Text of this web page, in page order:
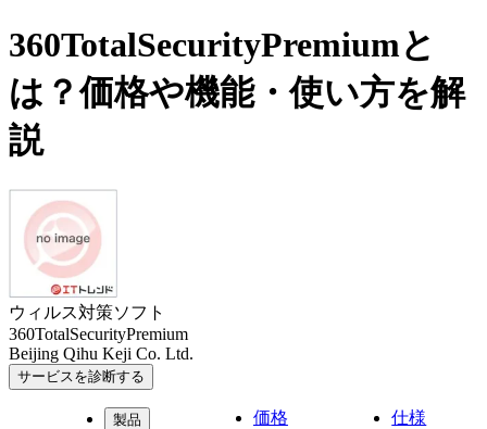
360TotalSecurityPremiumと
は？価格や機能・使い方を解
説
ウィルス対策ソフト
360TotalSecurityPremium
Beijing Qihu Keji Co. Ltd.
サービスを診断する
製品 価格 仕様